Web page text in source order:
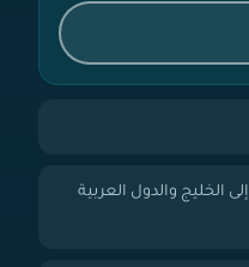
والدول العربية